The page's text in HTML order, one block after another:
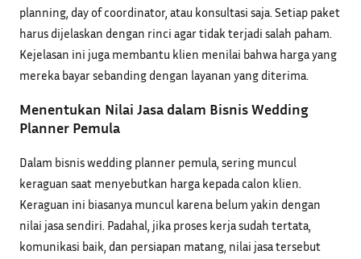
planning, day of coordinator, atau konsultasi saja. Setiap paket
harus dijelaskan dengan rinci agar tidak terjadi salah paham.
Kejelasan ini juga membantu klien menilai bahwa harga yang
mereka bayar sebanding dengan layanan yang diterima.
Menentukan Nilai Jasa dalam Bisnis Wedding
Planner Pemula
Dalam bisnis wedding planner pemula, sering muncul
keraguan saat menyebutkan harga kepada calon klien.
Keraguan ini biasanya muncul karena belum yakin dengan
nilai jasa sendiri. Padahal, jika proses kerja sudah tertata,
komunikasi baik, dan persiapan matang, nilai jasa tersebut